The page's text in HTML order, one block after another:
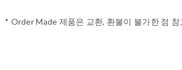
* Order Made 제품은 교환, 환불이 불가한 점